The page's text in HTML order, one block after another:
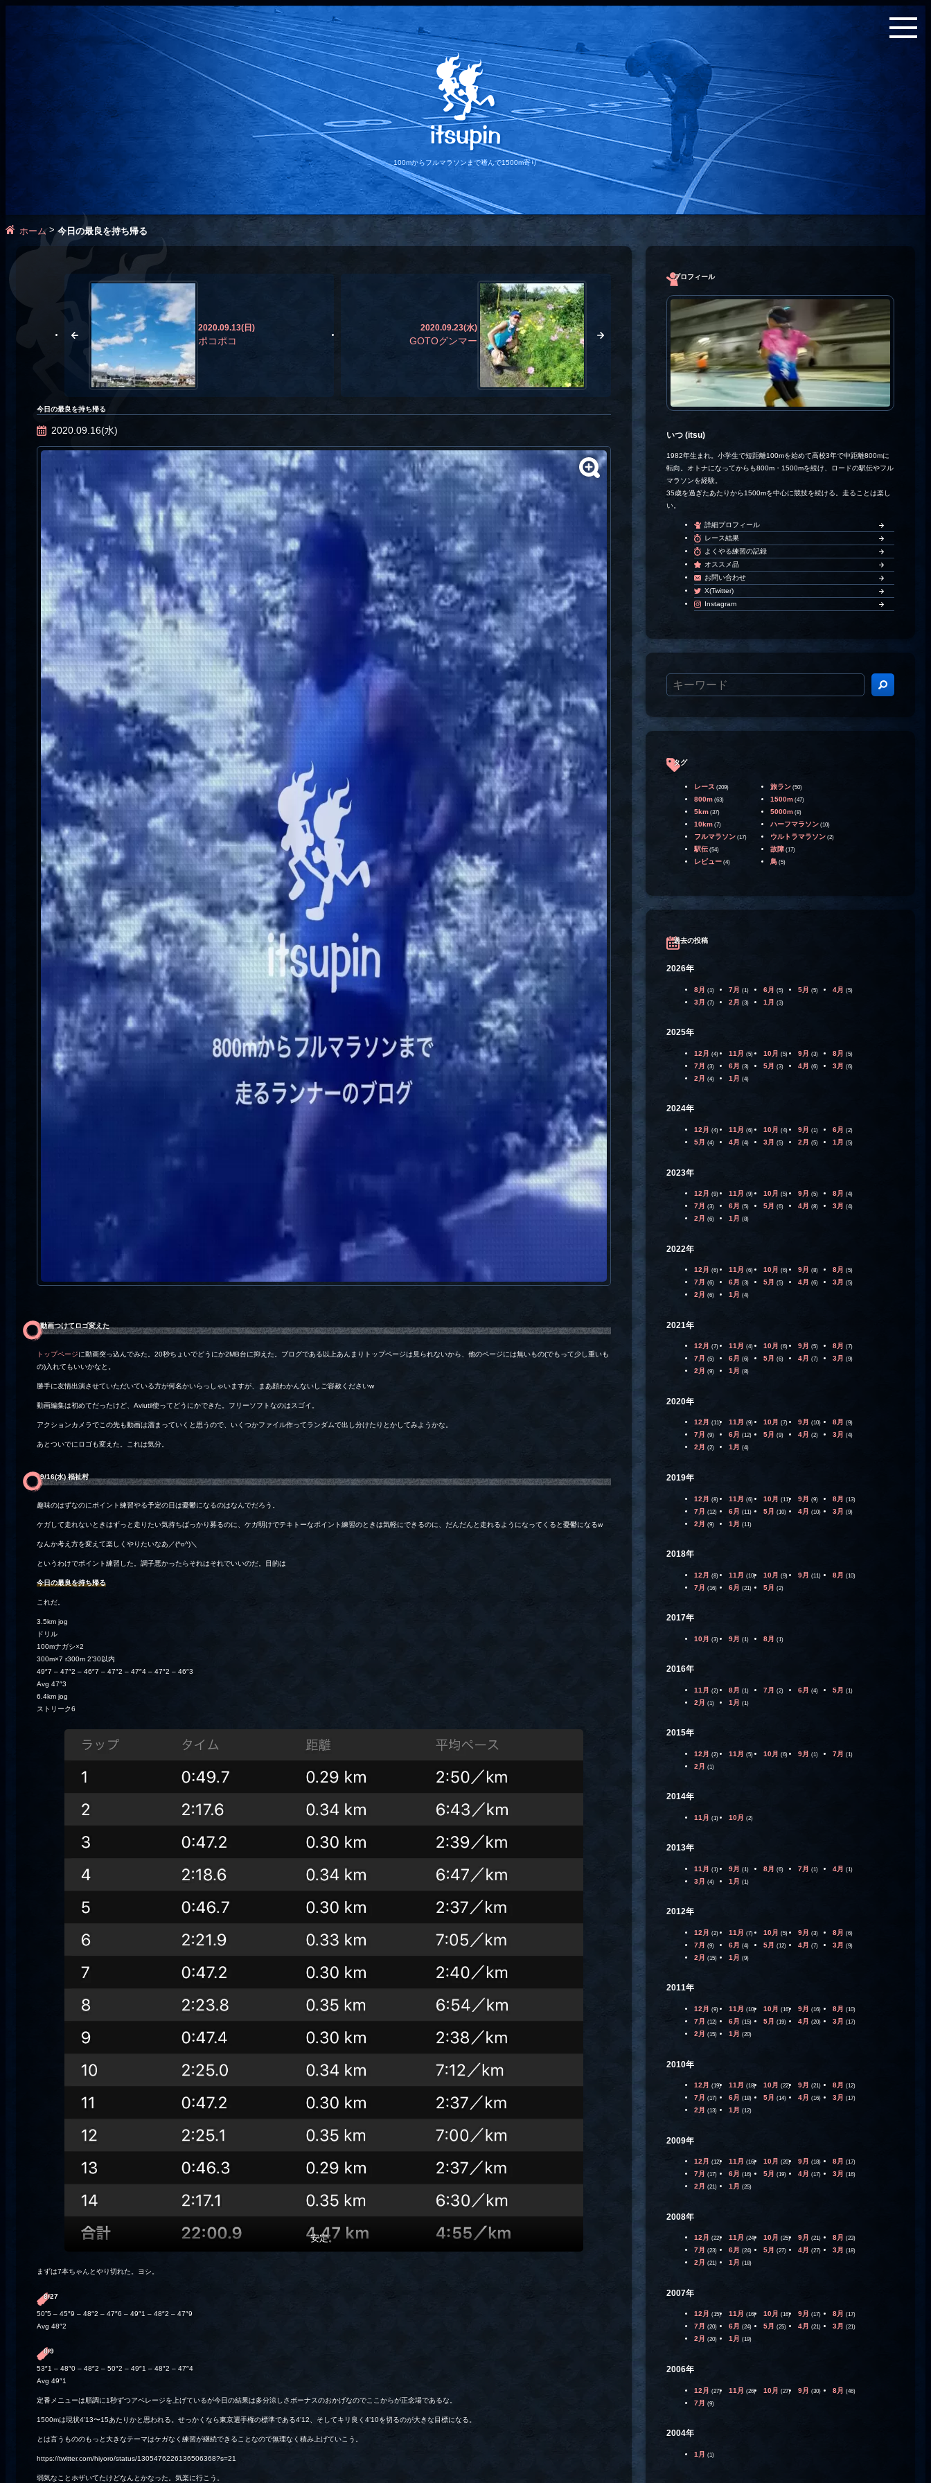
100mからフルマラソンまで嗜んで1500m寄り
ホーム> 今日の最良を持ち帰る
2020.09.13(日)
ポコポコ
2020.09.23(水)
GOTOグンマー
今日の最良を持ち帰る
2020.09.16(水)
動画つけてロゴ変えた
トップページに動画突っ込んでみた。20秒ちょいでどうにか2MB台に抑えた。ブログである以上あんまりトップページは見られないから、他のページには無いもの(でもって少し重いも
の)入れてもいいかなと。
勝手に友情出演させていただいている方が何名かいらっしゃいますが、まあ顔わかんないしご容赦くださいw
動画編集は初めてだったけど、Aviutil使ってどうにかできた。フリーソフトなのはスゴイ。
アクションカメラでこの先も動画は溜まっていくと思うので、いくつかファイル作ってランダムで出し分けたりとかしてみようかな。
あとついでにロゴも変えた。これは気分。
9/16(水) 福祉村
趣味のはずなのにポイント練習やる予定の日は憂鬱になるのはなんでだろう。
ケガして走れないときはずっと走りたい気持ちばっかり募るのに、ケガ明けでテキトーなポイント練習のときは気軽にできるのに、だんだんと走れるようになってくると憂鬱になるw
なんか考え方を変えて楽しくやりたいなあ／(^o^)＼
というわけでポイント練習した。調子悪かったらそれはそれでいいのだ。目的は
今日の最良を持ち帰る
これだ。
3.5km jog
ドリル
100mナガシ×2
300m×7 r300m 2’30以内
49″7 – 47″2 – 46″7 – 47″2 – 47″4 – 47″2 – 46″3
Avg 47″3
6.4km jog
ストリーク6
安定。
まずは7本ちゃんとやり切れた。ヨシ。
8/27
50”5 – 45″9 – 48″2 – 47″6 – 49″1 – 48″2 – 47″9
Avg 48″2
8/9
53″1 – 48″0 – 48″2 – 50″2 – 49″1 – 48″2 – 47″4
Avg 49″1
定番メニューは順調に1秒ずつアベレージを上げているが今日の結果は多分涼しさボーナスのおかげなのでここからが正念場であるな。
1500mは現状4’13〜15あたりかと思われる。せっかくなら東京選手権の標準である4’12、そしてキリ良く4’10を切るのが大きな目標になる。
とは言うもののもっと大きなテーマはケガなく練習が継続できることなので無理なく積み上げていこう。
https://twitter.com/hiyoro/status/1305476226136506368?s=21
弱気なことホザいてたけどなんとかなった。気楽に行こう。
プロフィール
いつ (itsu)
1982年生まれ。小学生で短距離100mを始めて高校3年で中距離800mに
転向。オトナになってからも800m・1500mを続け、ロードの駅伝やフル
マラソンを経験。
35歳を過ぎたあたりから1500mを中心に競技を続ける。走ることは楽し
い。
詳細プロフィール
レース結果
よくやる練習の記録
オススメ品
お問い合わせ
X(Twitter)
Instagram
タグ
レース (209) 旅ラン(50)
800m(63) 1500m(47)
5km(37) 5000m(8)
10km(7) ハーフマラソン(10)
フルマラソン(17) ウルトラマラソン(2)
駅伝(54) 故障(17)
レビュー(4) 鳥(5)
過去の投稿
2026年
8月 (1) 7月 (1) 6月 (5) 5月 (5) 4月 (5)
3月 (7) 2月 (3) 1月 (3)
2025年
12月 (4) 11月 (5) 10月 (5) 9月 (3) 8月 (5)
7月 (3) 6月 (3) 5月 (3) 4月 (6) 3月 (6)
2月 (4) 1月 (4)
2024年
12月 (4) 11月 (6) 10月 (4) 9月 (1) 6月 (2)
5月 (4) 4月 (4) 3月 (5) 2月 (5) 1月 (5)
2023年
12月 (9) 11月 (9) 10月 (5) 9月 (5) 8月 (4)
7月 (3) 6月 (5) 5月 (6) 4月 (8) 3月 (4)
2月 (6) 1月 (8)
2022年
12月 (6) 11月 (6) 10月 (6) 9月 (8) 8月 (5)
7月 (6) 6月 (3) 5月 (5) 4月 (6) 3月 (5)
2月 (6) 1月 (4)
2021年
12月 (7) 11月 (4) 10月 (6) 9月 (5) 8月 (7)
7月 (5) 6月 (6) 5月 (6) 4月 (7) 3月 (9)
2月 (9) 1月 (8)
2020年
12月 (11) 11月 (9) 10月 (7) 9月 (10) 8月 (9)
7月 (9) 6月 (12) 5月 (9) 4月 (2) 3月 (4)
2月 (2) 1月 (4)
2019年
12月 (8) 11月 (6) 10月 (11) 9月 (9) 8月 (13)
7月 (12) 6月 (11) 5月 (10) 4月 (10) 3月 (9)
2月 (9) 1月 (11)
2018年
12月 (8) 11月 (10) 10月 (9) 9月 (11) 8月 (10)
7月 (16) 6月 (21) 5月 (2)
2017年
10月 (3) 9月 (1) 8月 (1)
2016年
11月 (2) 8月 (1) 7月 (2) 6月 (4) 5月 (1)
2月 (1) 1月 (1)
2015年
12月 (2) 11月 (5) 10月 (6) 9月 (1) 7月 (1)
2月 (1)
2014年
11月 (1) 10月 (2)
2013年
11月 (1) 9月 (1) 8月 (6) 7月 (1) 4月 (1)
3月 (4) 1月 (1)
2012年
12月 (2) 11月 (7) 10月 (5) 9月 (3) 8月 (6)
7月 (9) 6月 (4) 5月 (12) 4月 (7) 3月 (9)
2月 (15) 1月 (9)
2011年
12月 (9) 11月 (10) 10月 (16) 9月 (16) 8月 (10)
7月 (12) 6月 (15) 5月 (19) 4月 (20) 3月 (17)
2月 (15) 1月 (20)
2010年
12月 (19) 11月 (18) 10月 (22) 9月 (21) 8月 (12)
7月 (17) 6月 (18) 5月 (14) 4月 (16) 3月 (17)
2月 (13) 1月 (12)
2009年
12月 (12) 11月 (16) 10月 (20) 9月 (18) 8月 (17)
7月 (17) 6月 (16) 5月 (19) 4月 (17) 3月 (16)
2月 (21) 1月 (25)
2008年
12月 (22) 11月 (24) 10月 (25) 9月 (21) 8月 (23)
7月 (23) 6月 (24) 5月 (27) 4月 (27) 3月 (18)
2月 (21) 1月 (18)
2007年
12月 (15) 11月 (16) 10月 (16) 9月 (17) 8月 (17)
7月 (20) 6月 (24) 5月 (25) 4月 (21) 3月 (21)
2月 (20) 1月 (19)
2006年
12月 (27) 11月 (26) 10月 (27) 9月 (30) 8月 (46)
7月 (9)
2004年
1月 (1)